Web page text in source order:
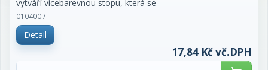
vytváří vícebarevnou stopu, která se
mění natočením hrotu. Jsou vhodné pro hobby
kreslení.
010400 /
Detail
17,84 Kč vč.DPH